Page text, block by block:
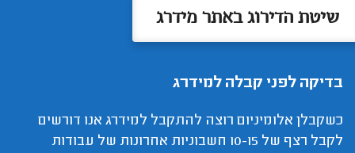
שיטת הדירוג באתר מידרג
בדיקה לפני קבלה למידרג
כשקבלן אלומיניום רוצה להתקבל למידרג אנו דורשים
לקבל רצף של 10-15 חשבוניות אחרונות של עבודות